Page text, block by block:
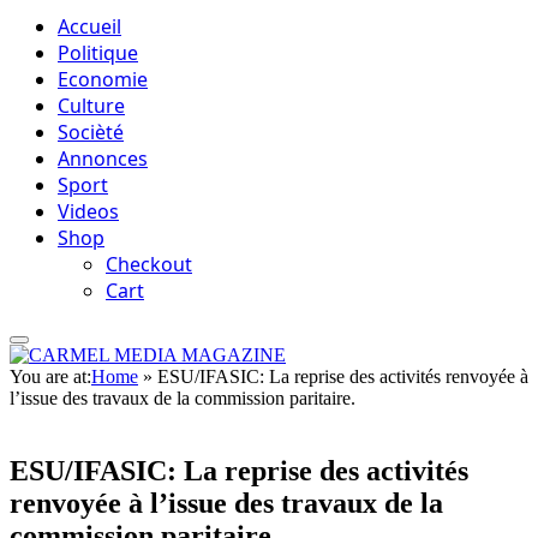
Accueil
Politique
Economie
Culture
Socièté
Annonces
Sport
Videos
Shop
Checkout
Cart
You are at:Home » ESU/IFASIC: La reprise des activités renvoyée à
l’issue des travaux de la commission paritaire.
ESU/IFASIC: La reprise des activités
renvoyée à l’issue des travaux de la